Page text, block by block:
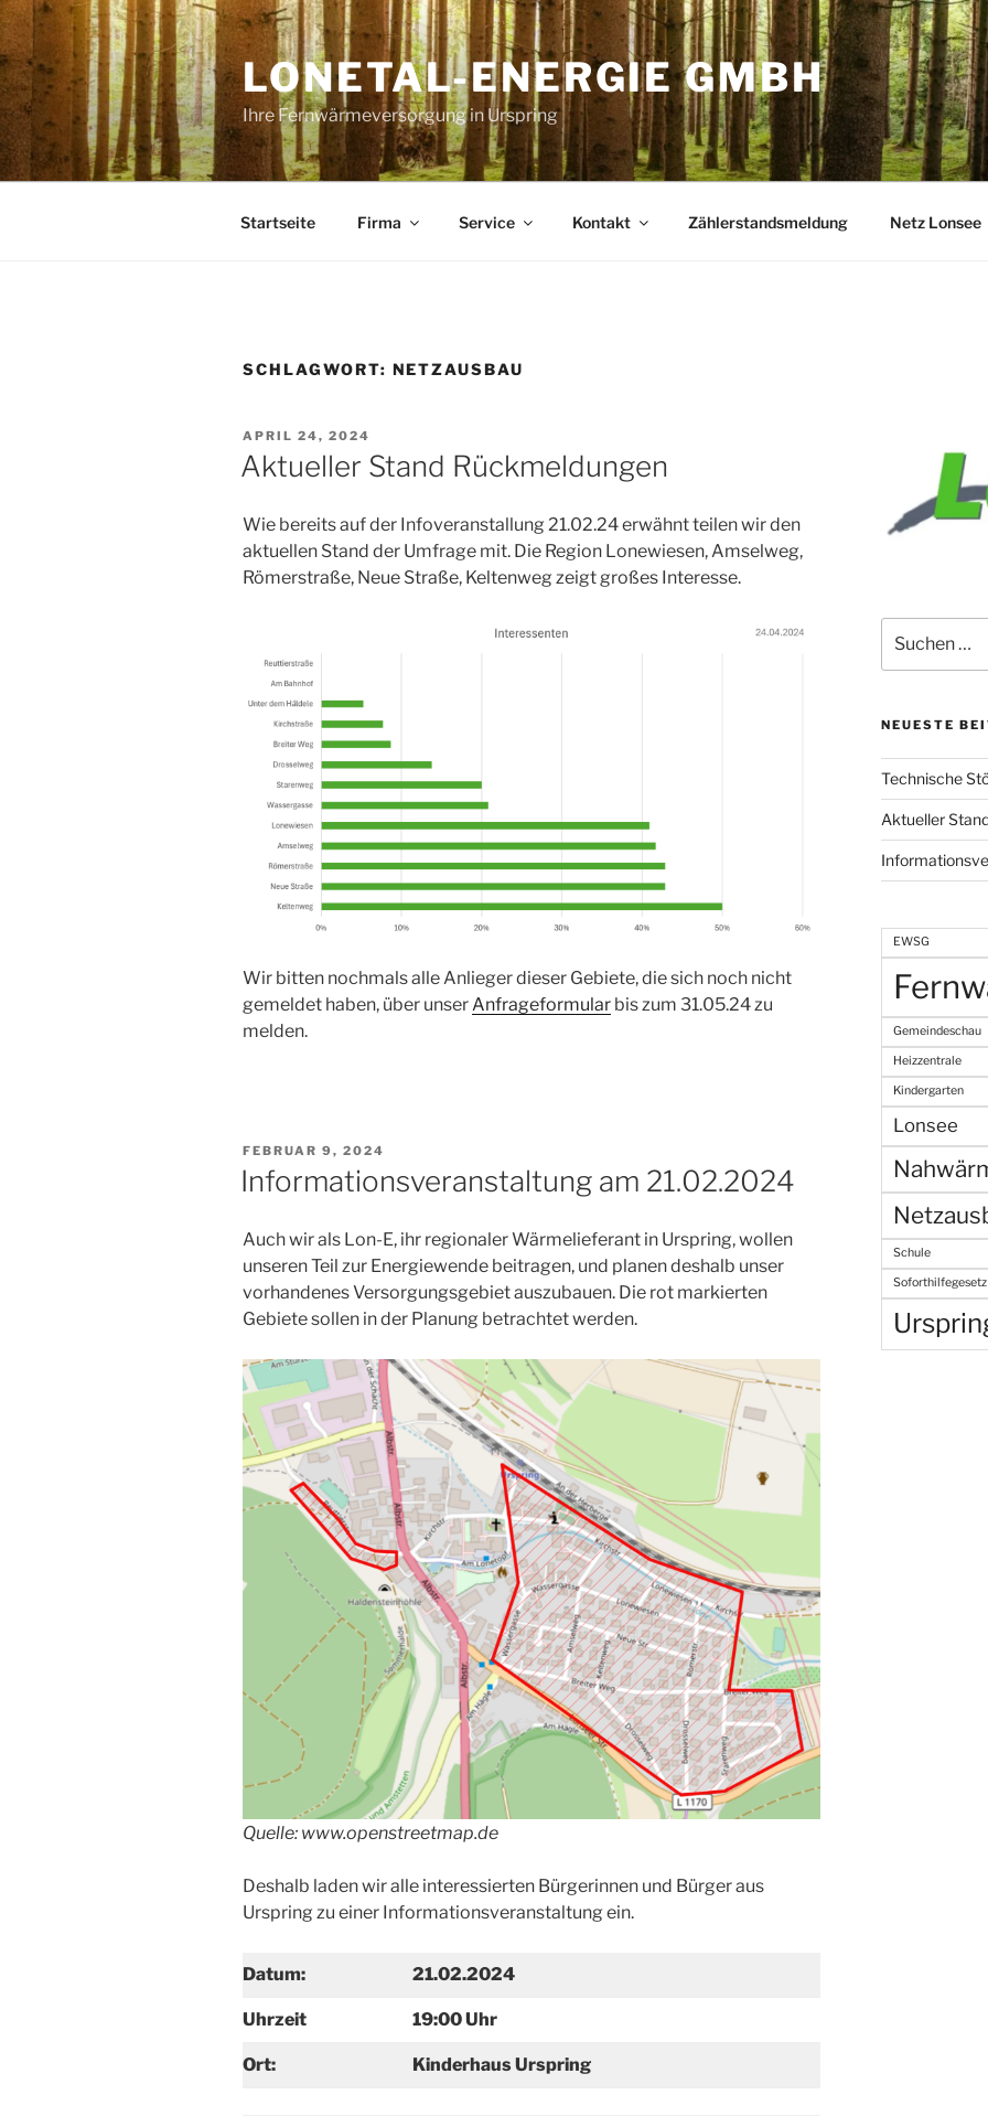
Zum
Inhalt
springen
LONETAL-ENERGIE GMBH
Ihre Fernwärmeversorgung in Urspring
Startseite Firma Service Kontakt Zählerstandsmeldung Netz Lonsee
SCHLAGWORT: NETZAUSBAU
VERÖFFENTLICHT
AM
APRIL 24, 2024
Aktueller Stand Rückmeldungen
Wie bereits auf der Infoveranstallung 21.02.24 erwähnt teilen wir den
aktuellen Stand der Umfrage mit. Die Region Lonewiesen, Amselweg,
Römerstraße, Neue Straße, Keltenweg zeigt großes Interesse.
Wir bitten nochmals alle Anlieger dieser Gebiete, die sich noch nicht
gemeldet haben, über unser Anfrageformular bis zum 31.05.24 zu
melden.
VERÖFFENTLICHT
AM
FEBRUAR 9, 2024
Informationsveranstaltung am 21.02.2024
Auch wir als Lon-E, ihr regionaler Wärmelieferant in Urspring, wollen
unseren Teil zur Energiewende beitragen, und planen deshalb unser
vorhandenes Versorgungsgebiet auszubauen. Die rot markierten
Gebiete sollen in der Planung betrachtet werden.
Quelle: www.openstreetmap.de
Deshalb laden wir alle interessierten Bürgerinnen und Bürger aus
Urspring zu einer Informationsveranstaltung ein.
Datum: 21.02.2024
Uhrzeit 19:00 Uhr
Ort: Kinderhaus Urspring
nach:
NEUESTE
Technische
Aktueller
EWSG
Gemeindeschau
Heizzentrale
Kindergarten
Lonsee
Schule
Soforthilfegesetz